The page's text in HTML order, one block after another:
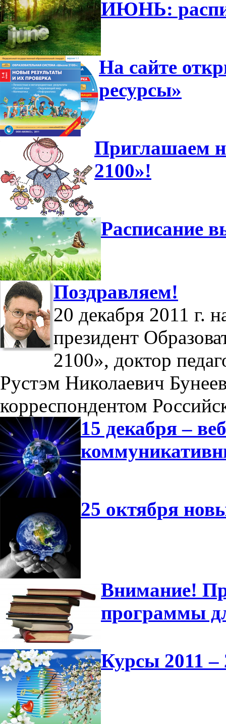
ИЮНЬ:
На сайте
ресурсы»
Приглашаем
2100»!
Расписание
Поздравляем!
20 декабря 2011 г.
президент
2100», доктор
Рустэм Николаевич
корреспондентом
15 декабря –
25 октября
Внимание!
программы
Курсы 2011 –